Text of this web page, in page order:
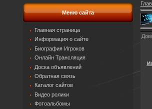
Меню сайта
Главная страница
Информация о сайте
Биография Игроков
Онлайн Трансляция
Доска объявлений
Обратная связь
Каталог сайтов
Видео ролики
Фотоальбомы